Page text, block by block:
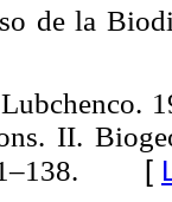
de la
II.
[